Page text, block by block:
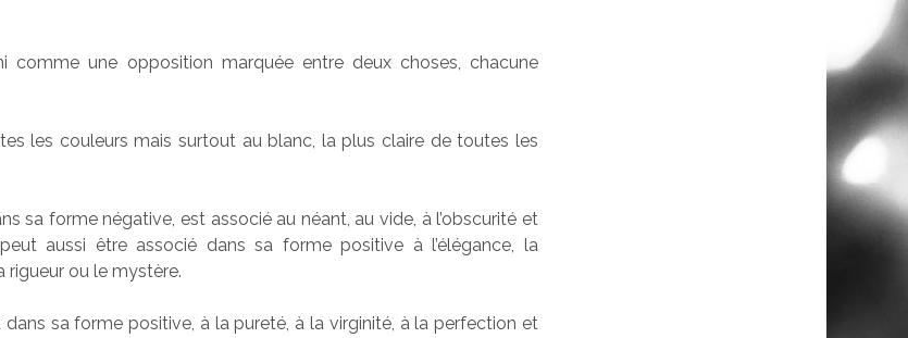
comme une opposition marquée entre deux choses, chacune
les couleurs mais surtout au blanc, la plus claire de toutes les
sa forme négative, est associé au néant, au vide, à l’obscurité et
aussi être associé dans sa forme positive à l’élégance, la
rigueur ou le mystère.
dans sa forme positive, à la pureté, à la virginité, à la perfection et